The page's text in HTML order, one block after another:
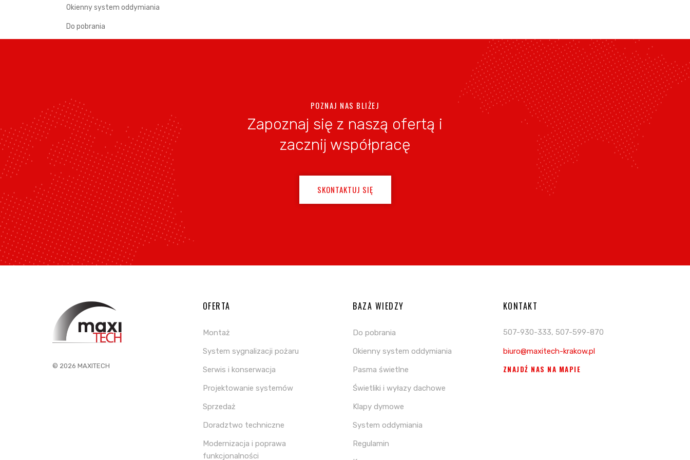
Okienny system oddymiania
Do pobrania
POZNAJ NAS BLIŻEJ
Zapoznaj się z naszą ofertą i
zacznij współpracę
SKONTAKTUJ SIĘ
© 2026 MAXITECH
OFERTA
Montaż
System sygnalizacji pożaru
Serwis i konserwacja
Projektowanie systemów
Sprzedaż
Doradztwo techniczne
Modernizacja i poprawa
funkcjonalności
BAZA WIEDZY
Do pobrania
Okienny system oddymiania
Pasma świetlne
Świetliki i wyłazy dachowe
Klapy dymowe
System oddymiania
Regulamin
KONTAKT
507-930-333, 507-599-870
biuro@maxitech-krakow.pl
ZNAJDŹ NAS NA MAPIE